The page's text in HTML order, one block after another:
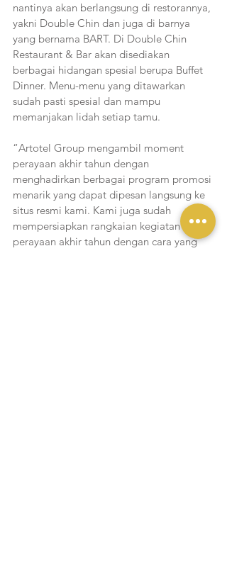
nantinya akan berlangsung di restorannya,
yakni Double Chin dan juga di barnya
yang bernama BART. Di Double Chin
Restaurant & Bar akan disediakan
berbagai hidangan spesial berupa Buffet
Dinner. Menu-menu yang ditawarkan
sudah pasti spesial dan mampu
memanjakan lidah setiap tamu.
“Artotel Group mengambil moment
perayaan akhir tahun dengan
menghadirkan berbagai program promosi
menarik yang dapat dipesan langsung ke
situs resmi kami. Kami juga sudah
mempersiapkan rangkaian kegiatan
perayaan akhir tahun dengan cara yang